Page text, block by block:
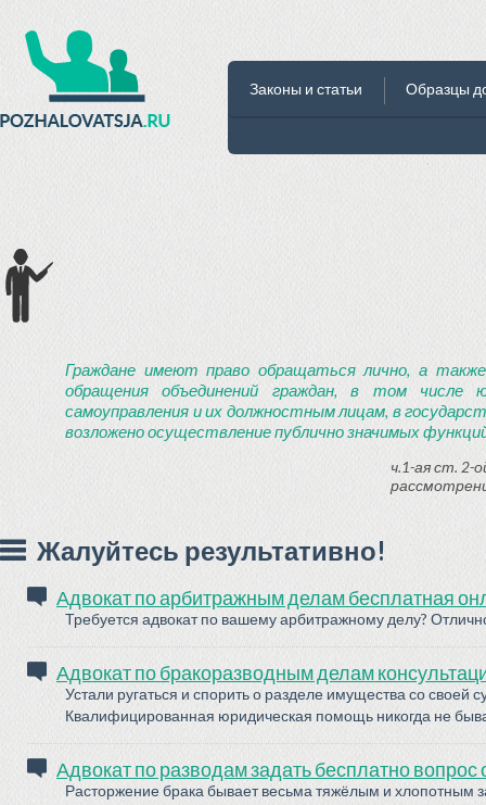
Законы и статьи Образцы
Граждане имеют право обращаться лично, а
обращения объединений граждан, в том числе
самоуправления и их должностным лицам, в
возложено осуществление публично значимых
ч.1-ая ст. 2-
Жалуйтесь результативно!
Адвокат по арбитражным делам бесплатная
Требуется адвокат по вашему арбитражному делу?
Адвокат по бракоразводным делам
Устали ругаться и спорить о разделе имущества со
Квалифицированная юридическая помощь никогда не
Адвокат по разводам задать бесплатно вопрос
Расторжение брака бывает весьма тяжёлым и хлопотным